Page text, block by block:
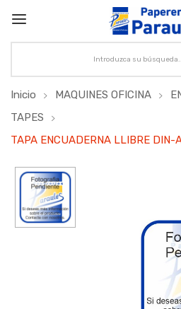
Inicio MAQUINES OFICINA
TAPES
TAPA ENCUADERNA LLIBRE DIN-